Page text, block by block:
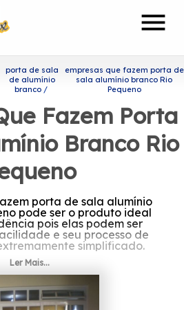
menu
porta de sala
de alumínio
branco
empresas que fazem porta de
sala alumínio branco Rio
Pequeno
Fazem Porta
Branco Rio
porta de sala alumínio
pode ser o produto ideal
pois elas podem ser
e seu processo de
simplificado.
em
fazem porta de
Ler Mais...